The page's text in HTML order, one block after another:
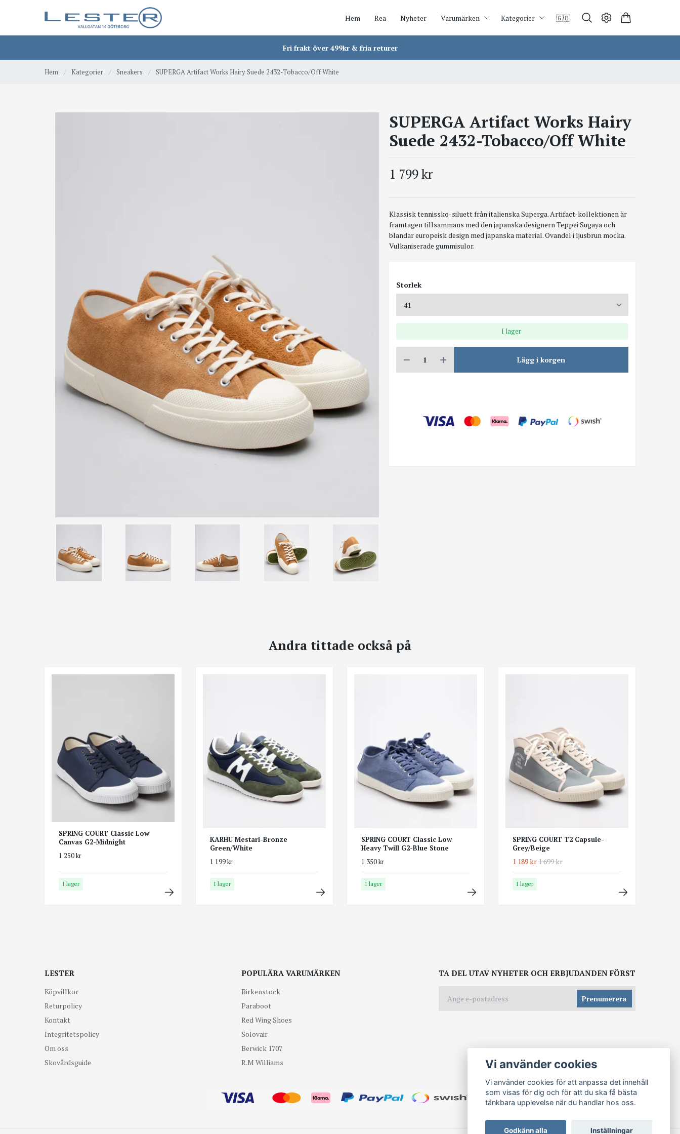
Hem Rea Nyheter Varumärken Kategorier 🇬🇧
Fri frakt över 499kr & fria returer
Hem / Kategorier / Sneakers / SUPERGA Artifact Works Hairy Suede 2432-Tobacco/Off White
SUPERGA Artifact Works Hairy
Suede 2432-Tobacco/Off White
1 799 kr
Klassisk tennissko-siluett från italienska Superga. Artifact-kollektionen är
framtagen tillsammans med den japanska designern Teppei Sugaya och
blandar europeisk design med japanska material. Ovandel i ljusbrun mocka.
Vulkaniserade gummisulor.
Storlek
I lager
Lägg i korgen
Andra tittade också på
SPRING COURT Classic Low
Canvas G2-Midnight
1 250 kr
I lager
KARHU Mestari-Bronze
Green/White
1 199 kr
I lager
SPRING COURT Classic Low
Heavy Twill G2-Blue Stone
1 350 kr
I lager
SPRING COURT T2 Capsule-
Grey/Beige
1 189 kr1 699 kr
I lager
LESTER
Köpvillkor
Returpolicy
Kontakt
Integritetspolicy
Om oss
Skovårdsguide
POPULÄRA VARUMÄRKEN
Birkenstock
Paraboot
Red Wing Shoes
Solovair
Berwick 1707
R.M Williams
TA DEL UTAV NYHETER OCH ERBJUDANDEN FÖRST
Prenumerera
Vi använder cookies
Vi använder cookies för att anpassa det innehåll
som visas för dig och för att du ska få bästa
tänkbara upplevelse när du handlar hos oss.
Godkänn alla Inställningar